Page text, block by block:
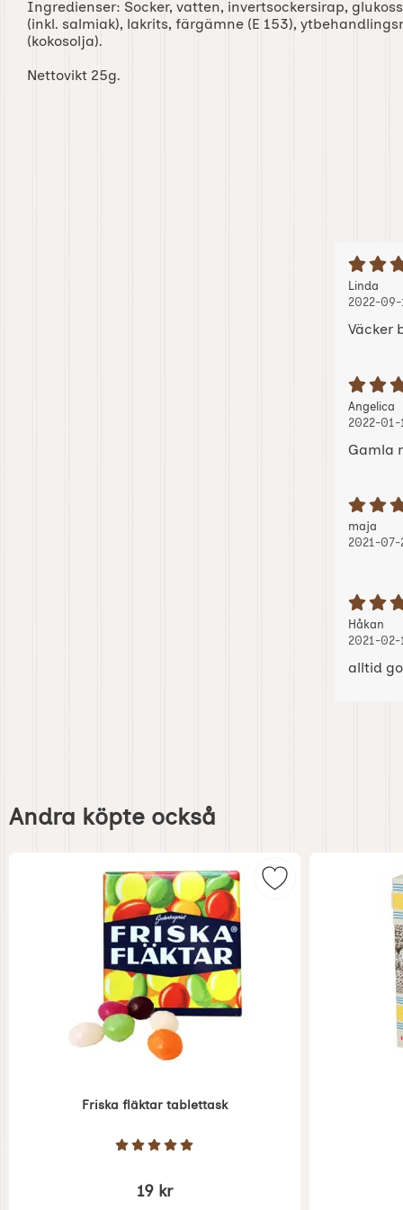
Ingredienser: Socker, vatten, invertsockersirap,
(inkl. salmiak), lakrits, färgämne (E 153),
(kokosolja).
Nettovikt 25g.
Recension
Linda
2022-09-
Väcker
Recension
Angelica
2022-01-
Gamla
Recension
maja
2021-07-
Recension
Håkan
2021-02-
alltid
över
andra
också
Andra köpte också
Friska fläktar tablettask
Betyg: 5 Stjärnor av 5
19 kr
Markera friska